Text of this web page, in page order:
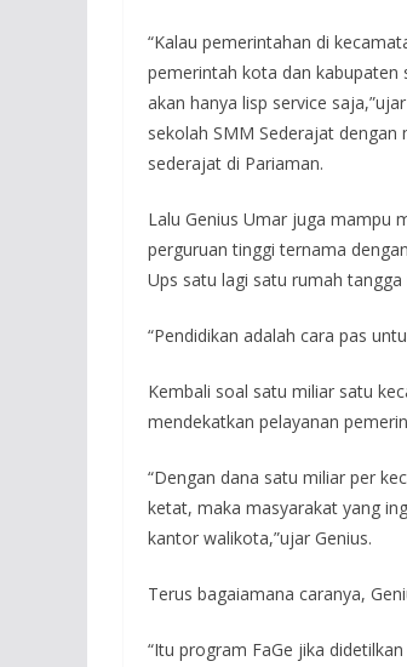
“Kalau pemerintahan di
pemerintah kota dan kabupaten
akan hanya lisp service
sekolah SMM Sederajat
sederajat di Pariaman.
Lalu Genius Umar juga mampu
perguruan tinggi ternama
Ups satu lagi satu rumah
“Pendidikan adalah cara pas
Kembali soal satu miliar satu
mendekatkan pelayanan
“Dengan dana satu miliar per
ketat, maka masyarakat yang
kantor walikota,”ujar Genius.
Terus bagaiamana caranya,
“Itu program FaGe jika